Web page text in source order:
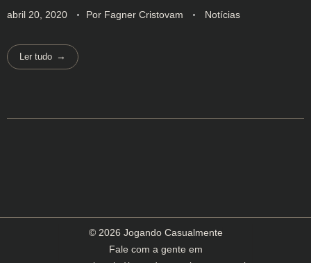
abril 20, 2020 Por Fagner Cristovam Notícias
Ler tudo
© 2026 Jogando Casualmente
Fale com a gente em